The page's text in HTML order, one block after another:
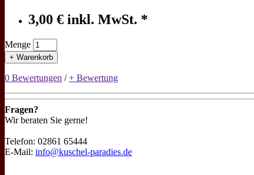
3,00 € inkl. MwSt. *
Menge
+ Warenkorb
0 Bewertungen /+ Bewertung
Fragen?
Wir beraten Sie gerne!
Telefon: 02861 65444
E-Mail: info@kuschel-paradies.de